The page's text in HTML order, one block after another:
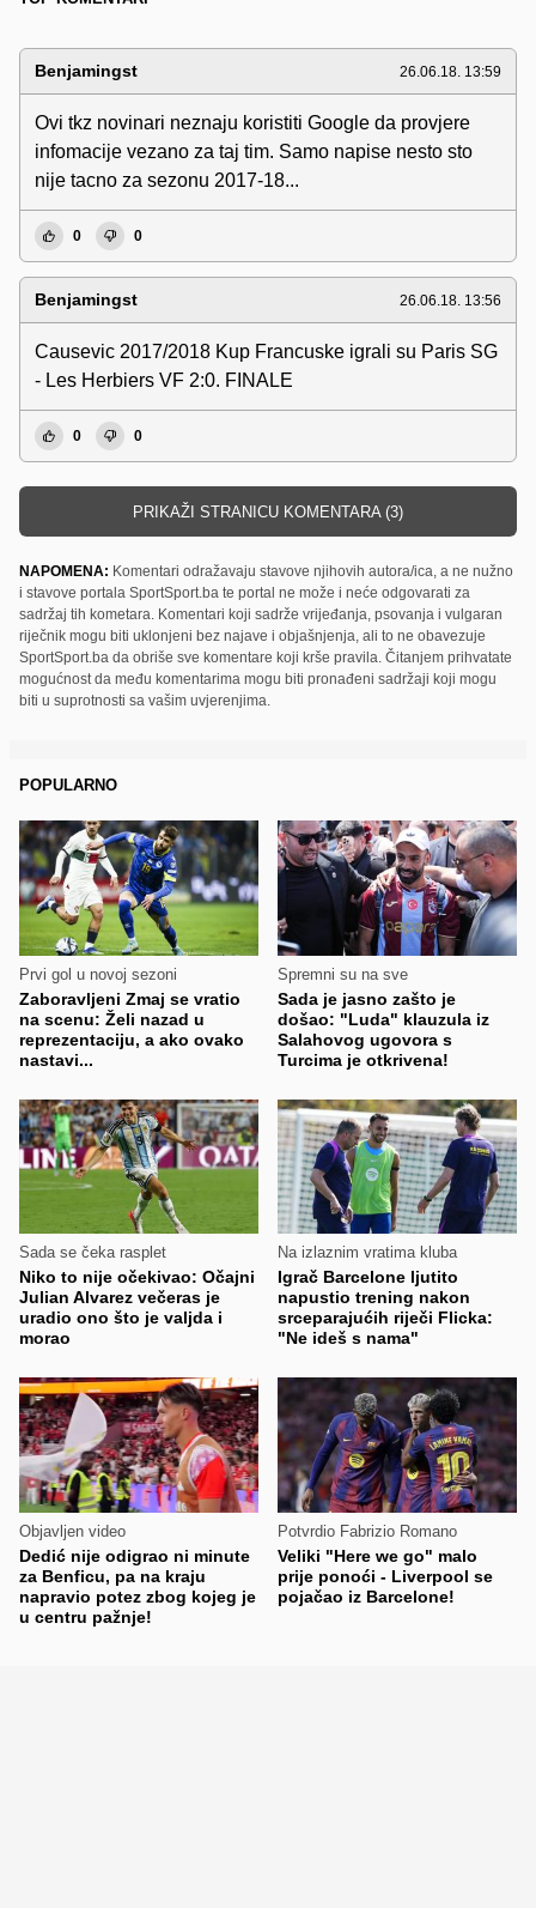
Benjamingst 26.06.18. 13:59
Ovi tkz novinari neznaju koristiti Google da provjere
infomacije vezano za taj tim. Samo napise nesto sto
nije tacno za sezonu 2017-18...
0 0
Benjamingst 26.06.18. 13:56
Causevic 2017/2018 Kup Francuske igrali su Paris SG
- Les Herbiers VF 2:0. FINALE
0 0
PRIKAŽI STRANICU KOMENTARA (3)
NAPOMENA: Komentari odražavaju stavove njihovih autora/ica, a ne nužno
i stavove portala SportSport.ba te portal ne može i neće odgovarati za
sadržaj tih kometara. Komentari koji sadrže vrijeđanja, psovanja i vulgaran
riječnik mogu biti uklonjeni bez najave i objašnjenja, ali to ne obavezuje
SportSport.ba da obriše sve komentare koji krše pravila. Čitanjem prihvatate
mogućnost da među komentarima mogu biti pronađeni sadržaji koji mogu
biti u suprotnosti sa vašim uvjerenjima.
POPULARNO
Prvi gol u novoj sezoni
Zaboravljeni Zmaj se vratio
na scenu: Želi nazad u
reprezentaciju, a ako ovako
nastavi...
Spremni su na sve
Sada je jasno zašto je
došao: "Luda" klauzula iz
Salahovog ugovora s
Turcima je otkrivena!
Sada se čeka rasplet
Niko to nije očekivao: Očajni
Julian Alvarez večeras je
uradio ono što je valjda i
morao
Na izlaznim vratima kluba
Igrač Barcelone ljutito
napustio trening nakon
srceparajućih riječi Flicka:
"Ne ideš s nama"
Objavljen video
Dedić nije odigrao ni minute
za Benficu, pa na kraju
napravio potez zbog kojeg je
u centru pažnje!
Potvrdio Fabrizio Romano
Veliki "Here we go" malo
prije ponoći - Liverpool se
pojačao iz Barcelone!